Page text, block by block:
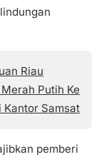
Riau
Putih Ke
Kantor Samsat
pemberi